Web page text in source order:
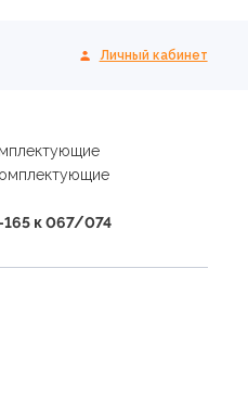
Личный кабинет
к 067/074